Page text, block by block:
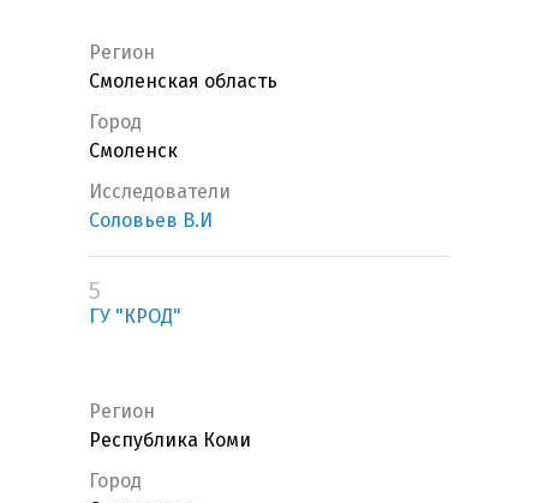
Регион
Смоленская область
Город
Смоленск
Исследователи
Соловьев В.И
5
ГУ "КРОД"
Регион
Республика Коми
Город